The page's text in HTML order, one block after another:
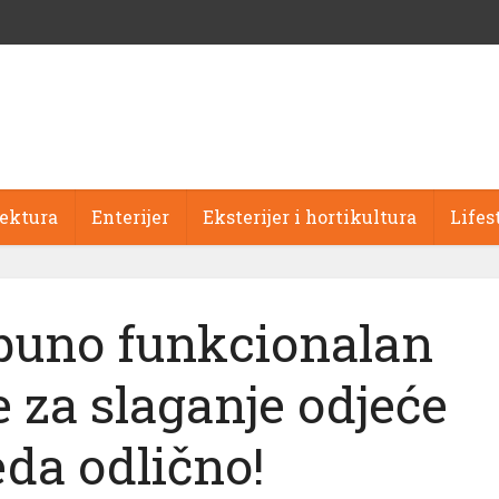
Enterijer Eksterijer i hortikultura
funkcionalan
slaganje odjeće
odlično!